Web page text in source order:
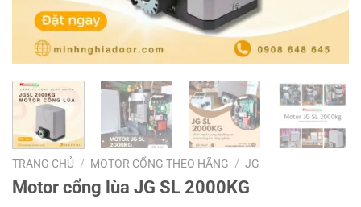
TRANG CHỦ / MOTOR CỔNG THEO HÃNG / JG
Motor cổng lùa JG SL 2000KG